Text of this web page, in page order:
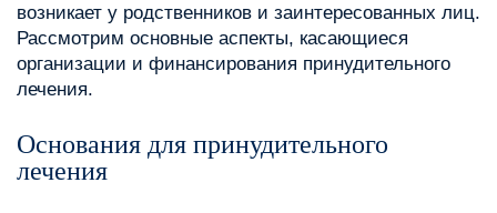
возникает у родственников и заинтересованных лиц.
Рассмотрим основные аспекты, касающиеся
организации и финансирования принудительного
лечения.
Основания для принудительного
лечения